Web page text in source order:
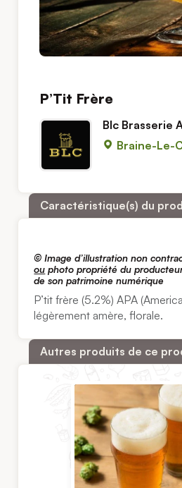
P’Tit Frère
Blc Brasserie
Braine-Le-
Caractéristique(s) du
© Image d’illustration non
ou photo propriété du
de son patrimoine numérique
P’tit frère (5.2%) APA
légèrement amère, florale.
Autres produits de ce